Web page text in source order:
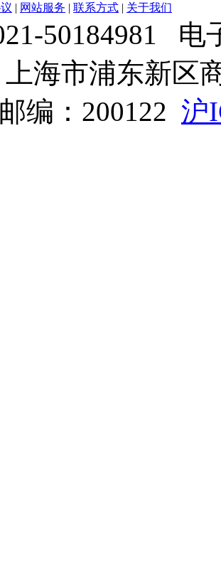
| 网站服务 | 联系方式 | 关于我们
50184981 电
海市浦东新区
编：200122 沪